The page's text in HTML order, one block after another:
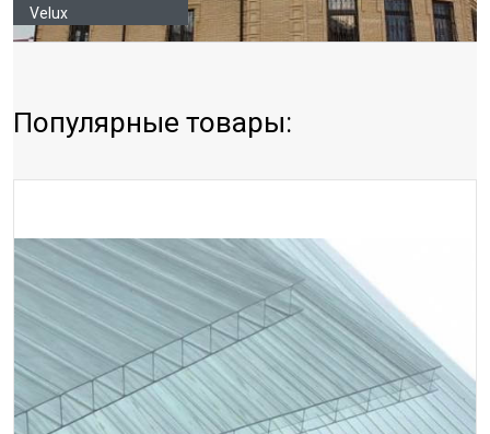
Velux
Популярные товары: